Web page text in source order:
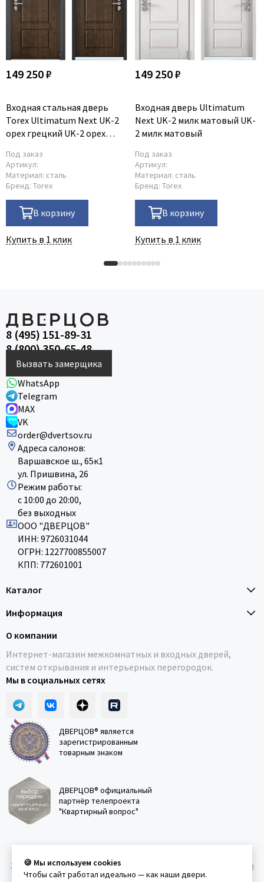
149 250 ₽
Входная стальная дверь
Torex Ultimatum Next UK-2
орех грецкий UK-2 орех
Под заказ
Артикул:
Материал: сталь
Бренд: Torex
В корзину
Купить в 1 клик
149 250 ₽
Входная дверь Ultimatum
Next UK-2 милк матовый UK-
2 милк матовый
Под заказ
Артикул:
Материал: сталь
Бренд: Torex
В корзину
Купить в 1 клик
8 (495) 151-89-31
8 (800) 350-65-48
Вызвать замерщика
WhatsApp
Telegram
MAX
VK
order@dvertsov.ru
Адреса салонов:
Варшавское ш., 65к1
ул. Пришвина, 26
Режим работы:
с 10:00 до 20:00,
без выходных
ООО "ДВЕРЦОВ"
ИНН: 9726031044
ОГРН: 1227700855007
КПП: 772601001
Каталог
Информация
О компании
Интернет-магазин межкомнатных и входных дверей,
систем открывания и интерьерных перегородок.
Мы в социальных сетях
ДВЕРЦОВ® является
зарегистрированным
товарным знаком
ДВЕРЦОВ® официальный
партнёр телепроекта
"Квартирный вопрос"
2011-2026 © Дверцов. Карта сайта
Политика
конфеденциальности Условия использования сайта
🍪 Мы используем cookies
Чтобы сайт работал идеально — как наши двери.